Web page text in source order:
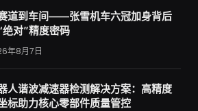
道到车间——张雪机车六冠加身背后
绝对”精度密码
年8月7日
人谐波减速器检测解决方案：高精度
标助力核心零部件质量管控